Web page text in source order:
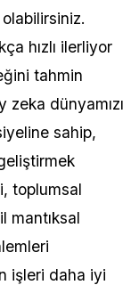
hızlı ilerliyor
tahmin
dünyamızı
sahip,
toplumsal
mantıksal
işleri daha iyi